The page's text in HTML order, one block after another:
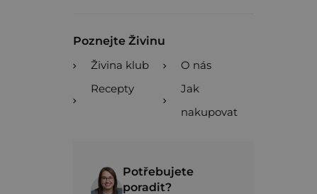
Poznejte Živinu
Živina klub
O nás
Recepty
Jak
nakupovat
Potřebujete
poradit?